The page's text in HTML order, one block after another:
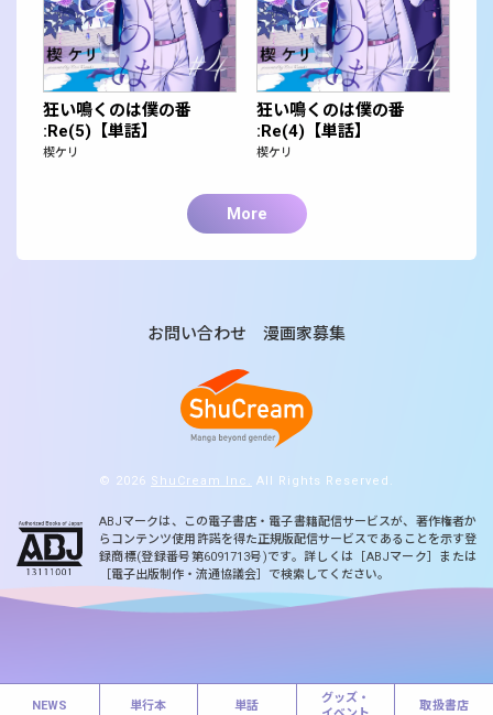
NEWS 単行本 単話
グッズ・
取扱書店
狂い鳴くのは僕の番
:Re(5)【単話】
楔ケリ
狂い鳴くのは僕の番
:Re(4)【単話】
楔ケリ
More
お問い合わせ 漫画家募集
© 2026 ShuCream Inc. All Rights Reserved.
ABJマークは、この電子書店・電子書籍配信サービスが、著作権者か
らコンテンツ使用許諾を得た正規版配信サービスであることを示す登
録商標(登録番号第6091713号)です。詳しくは［ABJマーク］または
［電子出版制作・流通協議会］で検索してください。